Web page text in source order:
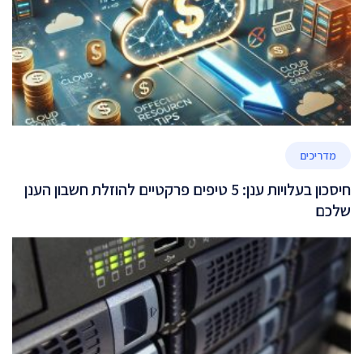
מדריכים
חיסכון בעלויות ענן: 5 טיפים פרקטיים להוזלת חשבון הענן
שלכם